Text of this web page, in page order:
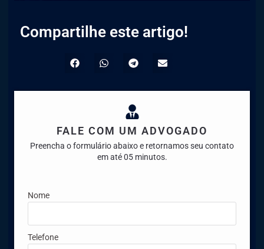
Compartilhe este artigo!
FALE COM UM ADVOGADO
Preencha o formulário abaixo e retornamos seu contato
em até 05 minutos.
Nome
Telefone